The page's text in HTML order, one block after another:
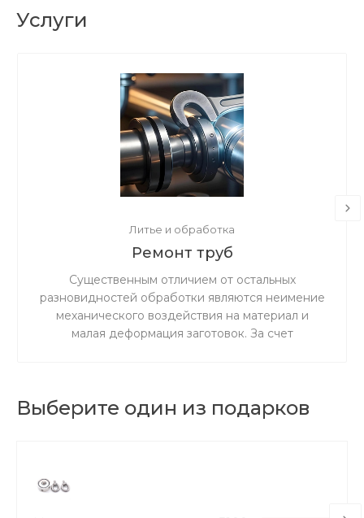
Услуги
Литье и обработка
Ремонт труб
Существенным отличием от остальных
разновидностей обработки являются неимение
механического воздействия на материал и
малая деформация заготовок. За счет
Выберите один из подарков